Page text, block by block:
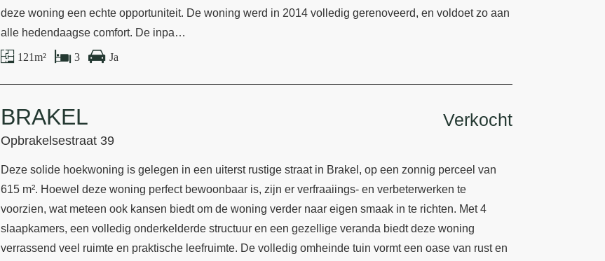
deze woning een echte opportuniteit. De woning werd in 2014 volledig gerenoveerd, en voldoet zo aan
alle hedendaagse comfort. De inpa…
121 m² 3 Ja
BRAKEL
Opbrakelsestraat 39
Verkocht
Deze solide hoekwoning is gelegen in een uiterst rustige straat in Brakel, op een zonnig perceel van
615 m². Hoewel deze woning perfect bewoonbaar is, zijn er verfraaiings- en verbeterwerken te
voorzien, wat meteen ook kansen biedt om de woning verder naar eigen smaak in te richten. Met 4
slaapkamers, een volledig onderkelderde structuur en een gezellige veranda biedt deze woning
verrassend veel ruimte en praktische leefruimte. De volledig omheinde tuin vormt een oase van rust en